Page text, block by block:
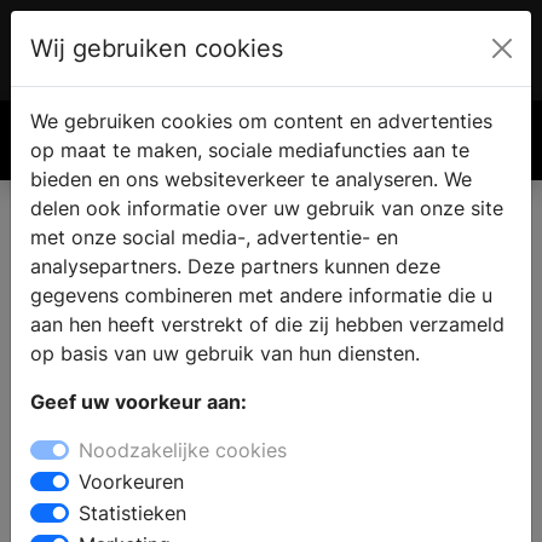
€ 0.00
Wij gebruiken cookies
We gebruiken cookies om content en advertenties
op maat te maken, sociale mediafuncties aan te
bieden en ons websiteverkeer te analyseren. We
delen ook informatie over uw gebruik van onze site
met onze social media-, advertentie- en
analysepartners. Deze partners kunnen deze
gegevens combineren met andere informatie die u
aan hen heeft verstrekt of die zij hebben verzameld
op basis van uw gebruik van hun diensten.
Geef uw voorkeur aan:
Noodzakelijke cookies
Voorkeuren
Statistieken